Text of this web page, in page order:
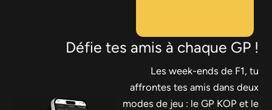
Défie tes amis à chaque GP !
Les week-ends de F1, tu
affrontes tes amis dans deux
modes de jeu : le GP KOP et le